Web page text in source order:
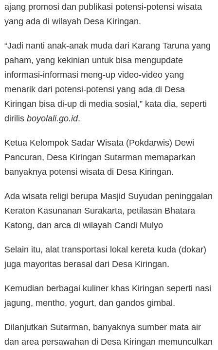
ajang promosi dan publikasi potensi-potensi wisata
yang ada di wilayah Desa Kiringan.
“Jadi nanti anak-anak muda dari Karang Taruna yang
paham, yang kekinian untuk bisa mengupdate
informasi-informasi meng-up video-video yang
menarik dari potensi-potensi yang ada di Desa
Kiringan bisa di-up di media sosial,” kata dia, seperti
dirilis boyolali.go.id.
Ketua Kelompok Sadar Wisata (Pokdarwis) Dewi
Pancuran, Desa Kiringan Sutarman memaparkan
banyaknya potensi wisata di Desa Kiringan.
Ada wisata religi berupa Masjid Suyudan peninggalan
Keraton Kasunanan Surakarta, petilasan Bhatara
Katong, dan arca di wilayah Candi Mulyo
Selain itu, alat transportasi lokal kereta kuda (dokar)
juga mayoritas berasal dari Desa Kiringan.
Kemudian berbagai kuliner khas Kiringan seperti nasi
jagung, mentho, yogurt, dan gandos gimbal.
Dilanjutkan Sutarman, banyaknya sumber mata air
dan area persawahan di Desa Kiringan memunculkan